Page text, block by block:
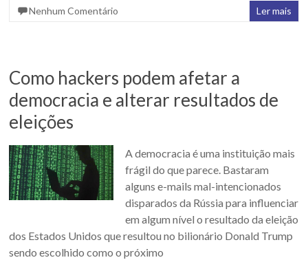
Nenhum Comentário
Ler mais
Como hackers podem afetar a
democracia e alterar resultados de
eleições
A democracia é uma instituição mais
frágil do que parece. Bastaram
alguns e-mails mal-intencionados
disparados da Rússia para influenciar
em algum nível o resultado da eleição
dos Estados Unidos que resultou no bilionário Donald Trump
sendo escolhido como o próximo